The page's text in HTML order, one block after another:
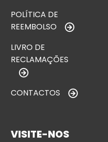
POLÍTICA DE
REEMBOLSO
LIVRO DE
RECLAMAÇÕES
CONTACTOS
VISITE-NOS